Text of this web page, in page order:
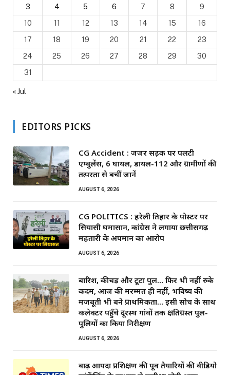
3
4 5 6 7 8
9
10
11 12 13 14 15
16
17
18 19 20 21 22
23
24
25 26 27 28 29
30
31
« Jul
EDITORS PICKS
CG Accident : जर्जर सड़क पर पलटी
एम्बुलेंस, 6 घायल, डायल-112 और ग्रामीणों की
तत्परता से बचीं जानें
AUGUST 6, 2026
CG POLITICS : हरेली तिहार के पोस्टर पर
सियासी घमासान, कांग्रेस ने लगाया छत्तीसगढ़
महतारी के अपमान का आरोप
AUGUST 6, 2026
बारिश, कीचड़ और टूटा पुल… फिर भी नहीं रुके
कदम, आज की मरम्मत ही नहीं, भविष्य की
मजबूती भी बने प्राथमिकता… इसी सोच के साथ
कलेक्टर पहुँचे दूरस्थ गांवों तक क्षतिग्रस्त पुल-
पुलियों का किया निरीक्षण
AUGUST 6, 2026
बाढ़ आपदा प्रशिक्षण की पूर्व तैयारियों की वीडियो